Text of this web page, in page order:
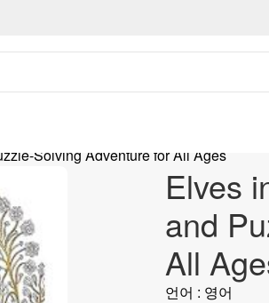
Solving Adventure for All Ages
Elves
and
All
언어 : 영어